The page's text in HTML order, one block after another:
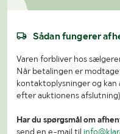
Sådan fungerer
Varen forbliver hos
Når betalingen er
kontaktoplysninger og kan
efter auktionens afslutning).
Har du spørgsmål om
send en e-mail til